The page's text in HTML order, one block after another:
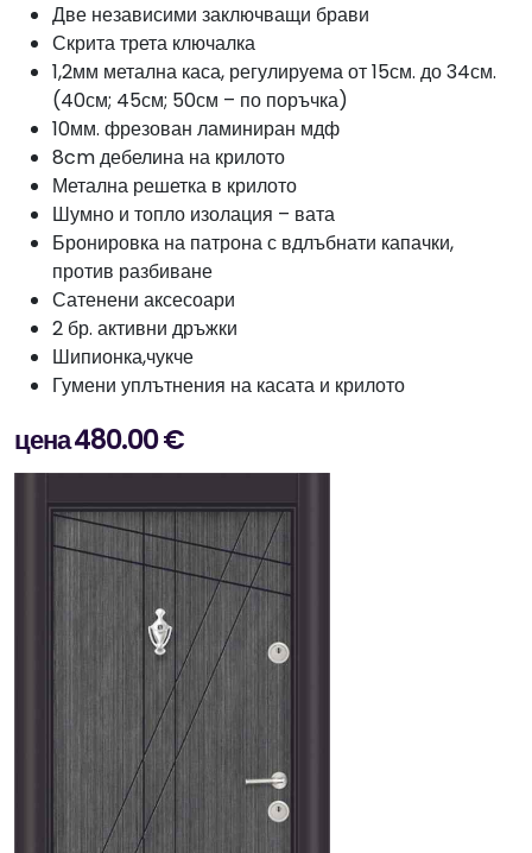
Две независими заключващи брави
Скрита трета ключалка
1,2мм метална каса, регулируема от 15см. до 34см.
(40см; 45см; 50см – по поръчка)
10мм. фрезован ламиниран мдф
8cm дебелина на крилото
Метална решетка в крилото
Шумно и топло изолация – вата
Бронировка на патрона с вдлъбнати капачки,
против разбиване
Сатенени аксесоари
2 бр. активни дръжки
Шипионка,чукче
Гумени уплътнения на касата и крилото
цена 480.00 €